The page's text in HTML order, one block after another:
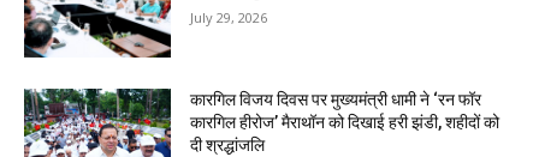
July 29, 2026
कारगिल विजय दिवस पर मुख्यमंत्री धामी ने ‘रन फॉर
कारगिल हीरोज’ मैराथॉन को दिखाई हरी झंडी, शहीदों को
दी श्रद्धांजलि